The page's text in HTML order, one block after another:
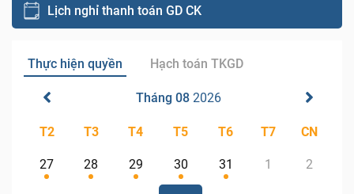
Lịch nghỉ thanh toán GD CK
Thực hiện quyền Hạch toán TKGD
Tháng 08 2026
T2 T3 T4 T5 T6 T7 CN
27 28 29 30 31 1 2